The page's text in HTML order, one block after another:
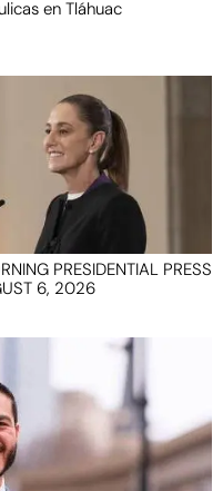
en Tláhuac
PRESIDENTIAL PRESS
6, 2026